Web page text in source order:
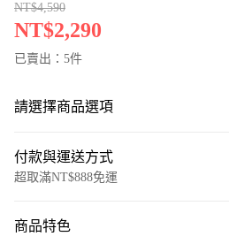
NT$4,590
NT$2,290
已賣出：5件
請選擇商品選項
付款與運送方式
超取滿NT$888免運
信用卡一次付款
商品特色